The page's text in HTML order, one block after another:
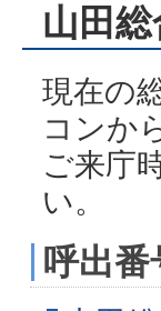
山田
現在の
コンか
ご来庁
い。
呼出